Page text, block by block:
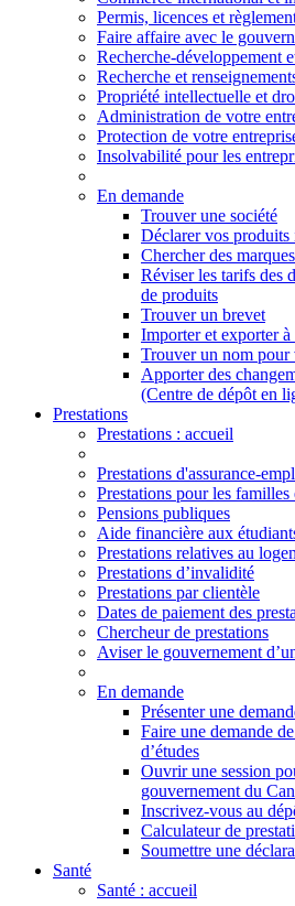
Permis, licences et
Faire affaire avec le
Recherche-développement
Recherche et
Propriété intellectuelle et
Administration de votre
Protection de votre
Insolvabilité pour les
En demande
Trouver une société
Déclarer vos produits
Chercher des
Réviser les tarifs des
de produits
Trouver un brevet
Importer et exporter
Trouver un nom pour
Apporter des
(Centre de dépôt en
Prestations
Prestations : accueil
Prestations d'assurance-
Prestations pour les familles
Pensions publiques
Aide financière aux
Prestations relatives au
Prestations d’invalidité
Prestations par clientèle
Dates de paiement des
Chercheur de prestations
Aviser le gouvernement
En demande
Présenter une
Faire une demande
d’études
Ouvrir une session
gouvernement du
Inscrivez-vous au
Calculateur de
Soumettre une
Santé
Santé : accueil